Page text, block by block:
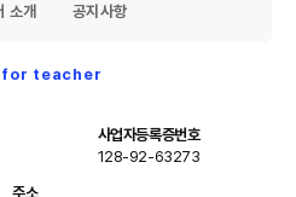
소개 공지사항
for teacher
사업자등록증번호
128-92-63273
주소